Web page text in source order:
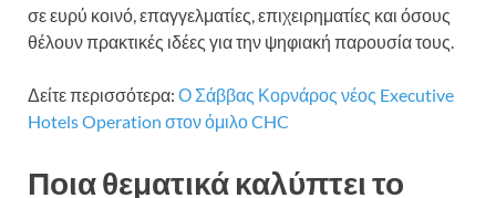
σε ευρύ κοινό, επαγγελματίες, επιχειρηματίες και όσους
θέλουν πρακτικές ιδέες για την ψηφιακή παρουσία τους.
Δείτε περισσότερα: Ο Σάββας Κορνάρος νέος Executive
Hotels Operation στον όμιλο CHC
Ποια θεματικά καλύπτει το